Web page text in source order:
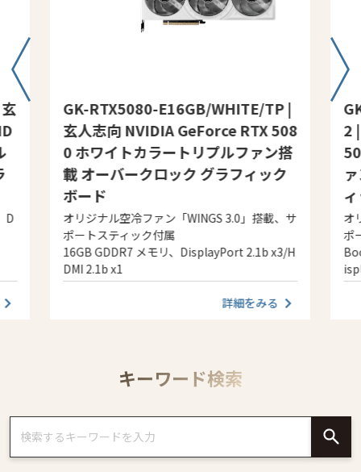
D
GK-RTX5080-E16GB/WHITE/TP |
玄人志向 NVIDIA GeForce RTX 508
0 ホワイトカラートリプルファン搭
載 オーバークロック グラフィック
ボード
オリジナル空冷ファン「WINGS 3.0」搭載、サ
ポートスティック付属
16GB GDDR7 メモリ、DisplayPort 2.1b x3/H
DMI 2.1b x1
詳細をみる
2
オ
ポ
キーワード検索